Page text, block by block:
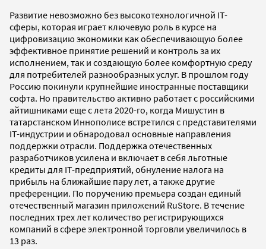
Развитие невозможно без высокотехнологичной IT-
сферы, которая играет ключевую роль в курсе на
цифровизацию экономики как обеспечивающую более
эффективное принятие решений и контроль за их
исполнением, так и создающую более комфортную среду
для потребителей разнообразных услуг. В прошлом году
Россию покинули крупнейшие иностранные поставщики
софта. Но правительство активно работает с российскими
айтишниками еще с лета 2020-го, когда Мишустин в
татарстанском Иннополисе встретился с представителями
IT-индустрии и обнародовал основные направления
поддержки отрасли. Поддержка отечественных
разработчиков усилена и включает в себя льготные
кредиты для IТ-предприятий, обнуление налога на
прибыль на ближайшие пару лет, а также другие
преференции. По поручению премьера создан единый
отечественный магазин приложений RuStore. В течение
последних трех лет количество регистрирующихся
компаний в сфере электронной торговли увеличилось в
13 раз.